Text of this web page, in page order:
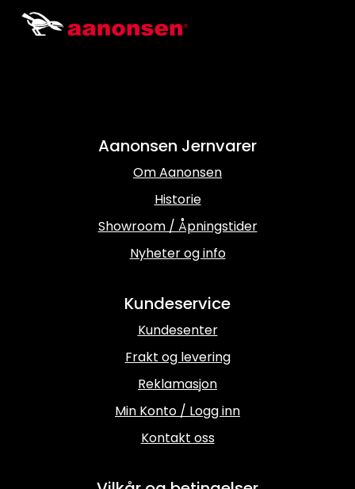
Aanonsen Jernvarer
Om Aanonsen
Historie
Showroom / Åpningstider
Nyheter og info
Kundeservice
Kundesenter
Frakt og levering
Reklamasjon
Min Konto / Logg inn
Kontakt oss